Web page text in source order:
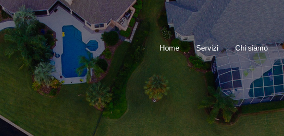
Home Servizi Chi siamo